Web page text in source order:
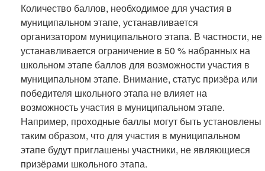
Количество баллов, необходимое для участия в
муниципальном этапе, устанавливается
организатором муниципального этапа. В частности, не
устанавливается ограничение в 50 % набранных на
школьном этапе баллов для возможности участия в
муниципальном этапе. Внимание, статус призёра или
победителя школьного этапа не влияет на
возможность участия в муниципальном этапе.
Например, проходные баллы могут быть установлены
таким образом, что для участия в муниципальном
этапе будут приглашены участники, не являющиеся
призёрами школьного этапа.